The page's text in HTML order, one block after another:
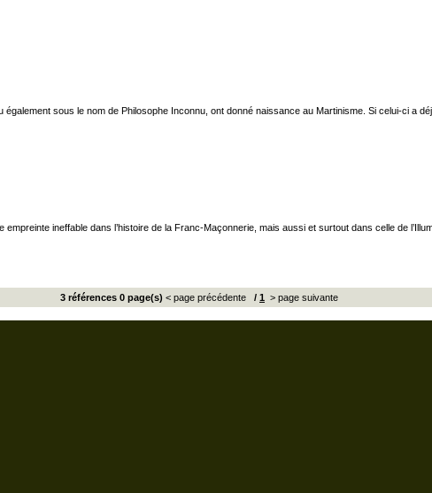
sous le nom de Philosophe Inconnu, ont donné naissance au Martinisme. Si celui-ci a
ineffable dans l’histoire de la Franc-Maçonnerie, mais aussi et surtout dans celle de
3 références 0 page(s) < page précédente / 1 > page suivante